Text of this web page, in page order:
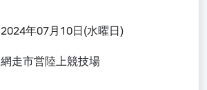
2024年07月10日(水曜日)
網走市営陸上競技場